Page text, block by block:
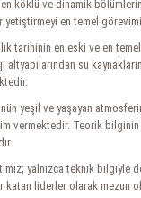
köklü ve dinamik
yetiştirmeyi en temel
tarihinin en eski ve en
altyapılarından su
yeşil ve yaşayan
vermektedir. Teorik
yalnızca teknik bilgiyle
liderler olarak mezun